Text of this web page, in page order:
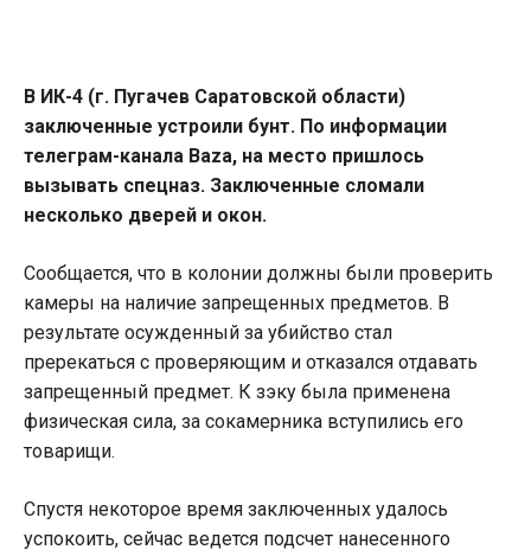
В ИК-4 (г. Пугачев Саратовской области)
заключенные устроили бунт. По информации
телеграм-канала Baza, на место пришлось
вызывать спецназ. Заключенные сломали
несколько дверей и окон.
Сообщается, что в колонии должны были проверить
камеры на наличие запрещенных предметов. В
результате осужденный за убийство стал
пререкаться с проверяющим и отказался отдавать
запрещенный предмет. К зэку была применена
физическая сила, за сокамерника вступились его
товарищи.
Спустя некоторое время заключенных удалось
успокоить, сейчас ведется подсчет нанесенного